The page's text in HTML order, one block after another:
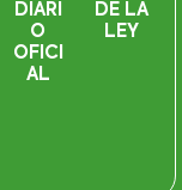
DIARI
O
OFICI
AL
DE LA
LEY